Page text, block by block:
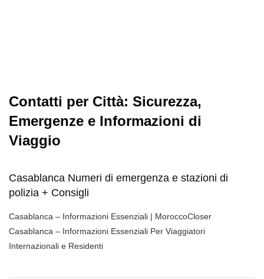
Contatti per Città: Sicurezza,
Emergenze e Informazioni di
Viaggio
Casablanca Numeri di emergenza e stazioni di
polizia + Consigli
Casablanca – Informazioni Essenziali | MoroccoCloser
Casablanca – Informazioni Essenziali Per Viaggiatori
Internazionali e Residenti